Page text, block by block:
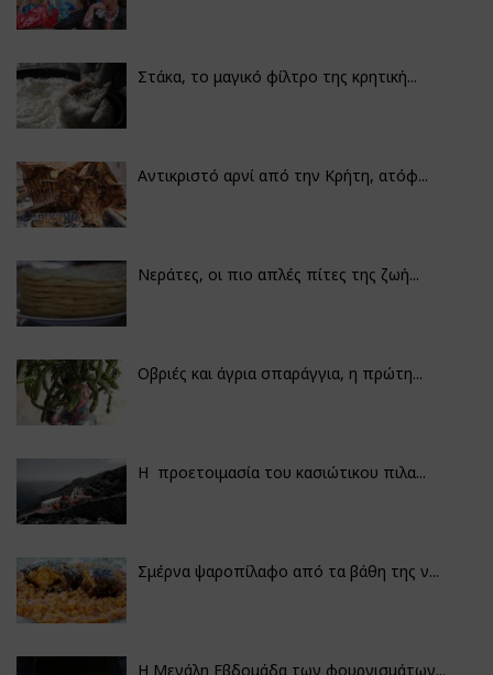
Στάκα, το μαγικό φίλτρο της κρητική...
Αντικριστό αρνί από την Κρήτη, ατόφ...
Νεράτες, οι πιο απλές πίτες της ζωή...
Οβριές και άγρια σπαράγγια, η πρώτη...
Η προετοιμασία του κασιώτικου πιλα...
Σμέρνα ψαροπίλαφο από τα βάθη της ν...
Η Μεγάλη Εβδομάδα των φουρνισμάτων...